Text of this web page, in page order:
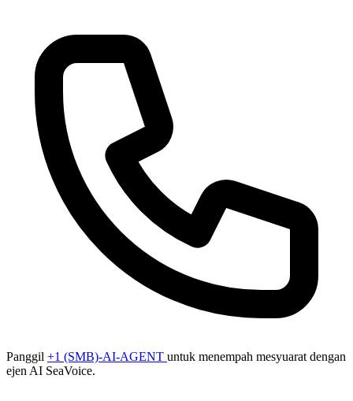
Panggil +1 (SMB)-AI-AGENT untuk menempah mesyuarat dengan
ejen AI SeaVoice.